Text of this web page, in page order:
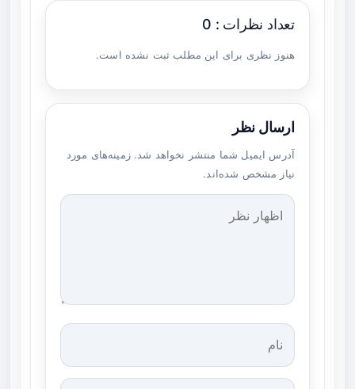
تعداد نظرات : 0
هنوز نظری برای این مطلب ثبت نشده است.
ارسال نظر
آدرس ایمیل شما منتشر نخواهد شد. زمینه‌های مورد
نیاز مشخص شده‌اند.